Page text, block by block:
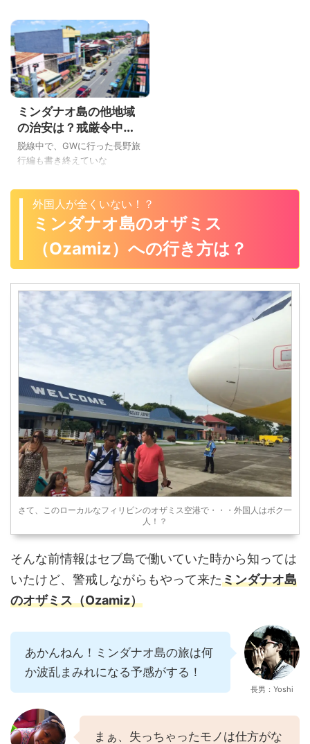
人。 セブ島でまたもや真夏の
クリスマスを過ごそうとして
いる、こんにちはYoshiです。
フィリピンに何度も旅行に来
ている人はフィリピンの治安
や危険な行動を把握している
から大丈夫ですね。 でも、初
めてフィリピンのマニラやセ
に行く人は治安が心配です
ね。 フィリピンのマニラから
ナオ島・ネグロス島など、レ
イテ島とバギオ以外に行った
ボクとして、フィリピンの治
安についてちゃんと説明して
おかねば ...
ドゥテルテ大統領の麻薬・大
麻撲滅、喫煙禁止の ...
ミンダナオ島の他地域
の治安は？戒厳令中だ
けど禁煙令が厳しくな
ったの？
脱線中で、GWに行った長野旅
行編も書き終えていな
みがズレていて、フィリピン
のミンダナオ島＆セブ島旅行
に来ている、こんにちはYoshi
です。 「ミンダナオ島って、
ISと戦闘していて危ないんじ
ゃ！？」って、ボクもくるま
さんは、ミンダナオ島の治安
が大丈夫か知りたいと思いま
す。 ということで、今日は
久々のフィリピンブログで
「戒厳令中のフィリピンのミ
ンダナオ島の他地域の治安
は？禁煙令が厳しくなった」
を書くよ♪ 戒厳令中！ミンダナ
オ島のオザミスとオロキエタ
の西ミ ...
外国人が全くいない！？
ミンダナオ島のオザミス
（Ozamiz）への行き方は？
さて、このローカルなフィリピンのオザミス空港で・・・外国人はボク一
人！？
そんな前情報はセブ島で働いていた時から知っては
いたけど、警戒しながらもやって来たミンダナオ島
のオザミス（Ozamiz）
あかんねん！ミンダナオ島の旅は何
か波乱まみれになる予感がする！
長男：Yoshi
まぁ、失っちゃったモノは仕方がな